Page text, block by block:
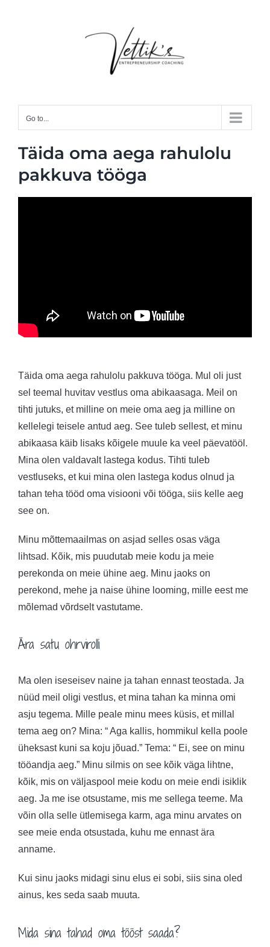
Go to...
Täida oma aega rahulolu
pakkuva tööga
Täida oma aega rahulolu pakkuva tööga. Mul oli just
sel teemal huvitav vestlus oma abikaasaga. Meil on
tihti jutuks, et milline on meie oma aeg ja milline on
kellelegi teisele antud aeg. See tuleb sellest, et minu
abikaasa käib lisaks kõigele muule ka veel päevatööl.
Mina olen valdavalt lastega kodus. Tihti tuleb
vestluseks, et kui mina olen lastega kodus olnud ja
tahan teha tööd oma visiooni või tööga, siis kelle aeg
see on.
Minu mõttemaailmas on asjad selles osas väga
lihtsad. Kõik, mis puudutab meie kodu ja meie
perekonda on meie ühine aeg. Minu jaoks on
perekond, mehe ja naise ühine looming, mille eest me
mõlemad võrdselt vastutame.
Ära satu ohrvirolli
Ma olen iseseisev naine ja tahan ennast teostada. Ja
nüüd meil oligi vestlus, et mina tahan ka minna omi
asju tegema. Mille peale minu mees küsis, et millal
tema aeg on? Mina: “ Aga kallis, hommikul kella poole
üheksast kuni sa koju jõuad.” Tema: “ Ei, see on minu
tööandja aeg.” Minu silmis on see kõik väga lihtne,
kõik, mis on väljaspool meie kodu on meie endi isiklik
aeg. Ja me ise otsustame, mis me sellega teeme. Ma
võin olla selle ütlemisega karm, aga minu arvates on
see meie enda otsustada, kuhu me ennast ära
anname.
Kui sinu jaoks midagi sinu elus ei sobi, siis sina oled
ainus, kes seda saab muuta.
Mida sina tahad oma tööst saada?